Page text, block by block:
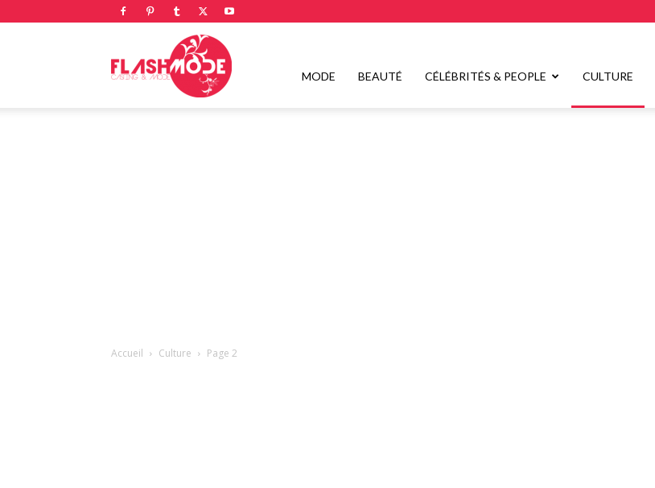
Flashmode
MODE BEAUTÉ CÉLÉBRITÉS & PEOPLE CULTURE
Accueil Culture Page 2